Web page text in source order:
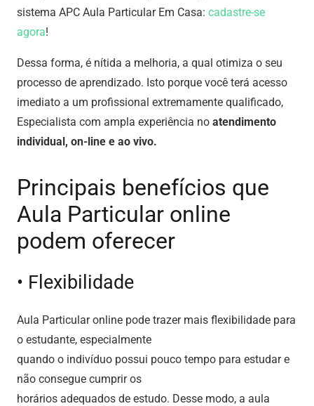
sistema APC Aula Particular Em Casa: cadastre-se
agora!
Dessa forma, é nítida a melhoria, a qual otimiza o seu
processo de aprendizado. Isto porque você terá acesso
imediato a um profissional extremamente qualificado,
Especialista com ampla experiência no atendimento
individual, on-line e ao vivo.
Principais benefícios que
Aula Particular online
podem oferecer
• Flexibilidade
Aula Particular online pode trazer mais flexibilidade para
o estudante, especialmente
quando o indivíduo possui pouco tempo para estudar e
não consegue cumprir os
horários adequados de estudo. Desse modo, a aula